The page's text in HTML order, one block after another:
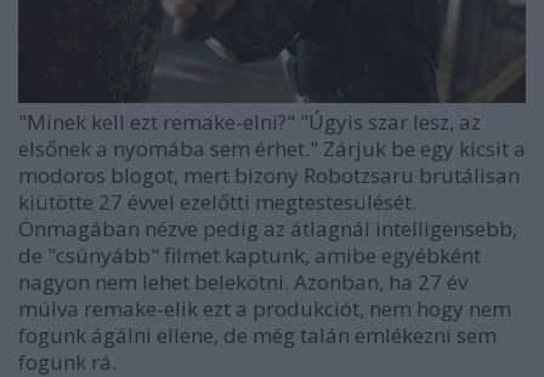
"Minek kell ezt remake-elni?" "Úgyis szar lesz, az
elsőnek a nyomába sem érhet." Zárjuk be egy kicsit a
modoros blogot, mert bizony Robotzsaru brutálisan
kiütötte 27 évvel ezelőtti megtestesülését.
Önmagában nézve pedig az átlagnál intelligensebb,
de "csúnyább" filmet kaptunk, amibe egyébként
nagyon nem lehet belekötni. Azonban, ha 27 év
múlva remake-elik ezt a produkciót, nem hogy nem
fogunk ágálni ellene, de még talán emlékezni sem
fogunk rá.